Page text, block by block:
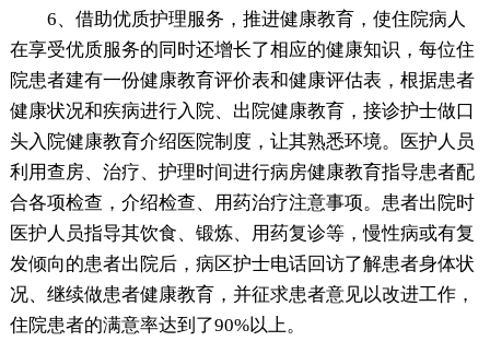
6、借助优质护理服务，推进健康教育，使住院病人
在享受优质服务的同时还增长了相应的健康知识，每位住
院患者建有一份健康教育评价表和健康评估表，根据患者
健康状况和疾病进行入院、出院健康教育，接诊护士做口
头入院健康教育介绍医院制度，让其熟悉环境。医护人员
利用查房、治疗、护理时间进行病房健康教育指导患者配
合各项检查，介绍检查、用药治疗注意事项。患者出院时
医护人员指导其饮食、锻炼、用药复诊等，慢性病或有复
发倾向的患者出院后，病区护士电话回访了解患者身体状
况、继续做患者健康教育，并征求患者意见以改进工作，
住院患者的满意率达到了90%以上。